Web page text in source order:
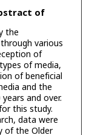
of
the
various
of
of media,
of beneficial
and the
and over.
this study.
data were
of the Older